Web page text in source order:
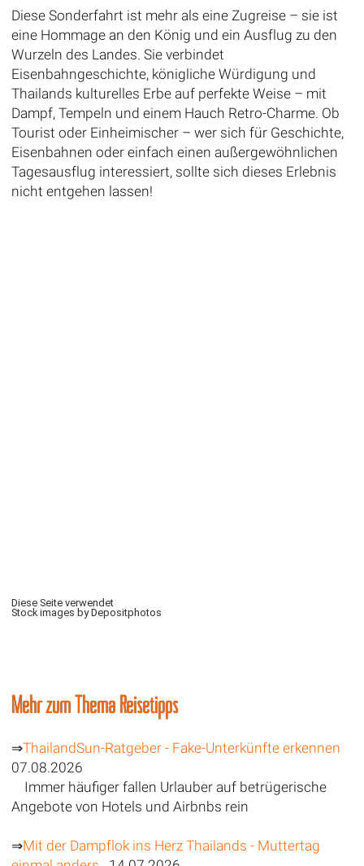
Diese Sonderfahrt ist mehr als eine Zugreise – sie ist
eine Hommage an den König und ein Ausflug zu den
Wurzeln des Landes. Sie verbindet
Eisenbahngeschichte, königliche Würdigung und
Thailands kulturelles Erbe auf perfekte Weise – mit
Dampf, Tempeln und einem Hauch Retro-Charme. Ob
Tourist oder Einheimischer – wer sich für Geschichte,
Eisenbahnen oder einfach einen außergewöhnlichen
Tagesausflug interessiert, sollte sich dieses Erlebnis
nicht entgehen lassen!
Diese Seite verwendet
Stock images by Depositphotos
Mehr zum Thema Reisetipps
⇒ThailandSun-Ratgeber - Fake-Unterkünfte erkennen
07.08.2026
Immer häufiger fallen Urlauber auf betrügerische
Angebote von Hotels und Airbnbs rein
⇒Mit der Dampflok ins Herz Thailands - Muttertag